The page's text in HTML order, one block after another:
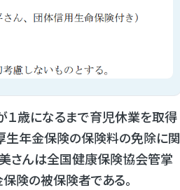
１歳になるまで育児休業を取得
生年金保険の保険料の免除に関
美さんは全国健康保険協会管掌
険の被保険者である。